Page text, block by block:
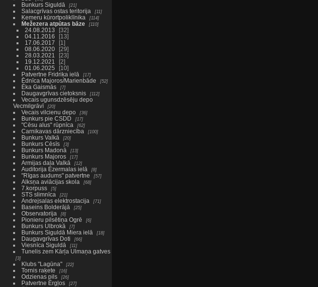
Bunkurs Siguldā 21
Salacgrīvas ostas teritorija 11
Ķemeru kūrortpoliklīnika 114
Mežezera atpūtas bāze 110
24.08.2013
32
04.11.2016
13
17.06.2017
1
08.06.2020
29
28.03.2021
23
19.12.2021
2
01.06.2025
10
Patvertne Fridriķa ielā
17
Ēdnīca Majoros/Marienbāde 52
Ēka Gaismās 7
Daugavgrīvas cietoksnis 112
Vecais ugunsdzēsēju depo
Vecmilgrāvī
20
Vecais vilcienu depo 36
Bunkurs pie CSDD 17
"Cēsu alus" rūpnīca 62
Carnikavas dārzniecība 100
Bunkurs Valkā 20
Bunkurs Cēsīs 3
Bunkurs Madonā 13
Bunkurs Majoros 17
Armijas daļa Valkā 12
Auditorija Ezermalas ielā 8
"Rīgas audums" patvertne 57
Alksņa aviācijas skola 68
7.korpuss 5
STS slimnīca 21
Andrejsalas elektrostacija 71
Baseins Bolderājā 25
Observatorija 8
Pionieru pilsētiņa Ogrē 6
Bunkurs Ulbrokā 7
Bunkurs Siguldā Miera ielā 18
Daugavgrīvas Doti 66
Viesnīca Siguldā 11
Tunelis zem Kārļa Ulmaņa gatves
3
Klubs "Lagūna" 22
Tornis raķete 16
Odzienas pils 26
Patvertne Ērgļos 27